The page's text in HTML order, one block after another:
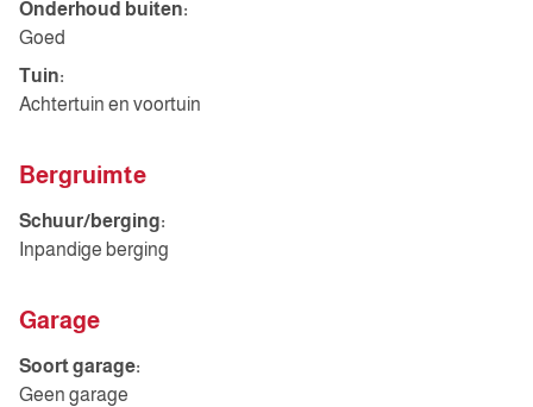
Onderhoud buiten:
Goed
Tuin:
Achtertuin en voortuin
Bergruimte
Schuur/berging:
Inpandige berging
Garage
Soort garage:
Geen garage